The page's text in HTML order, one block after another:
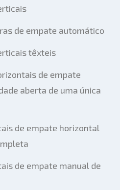
de empate automático
têxteis
de empate
aberta de uma única
de empate horizontal
de empate manual de